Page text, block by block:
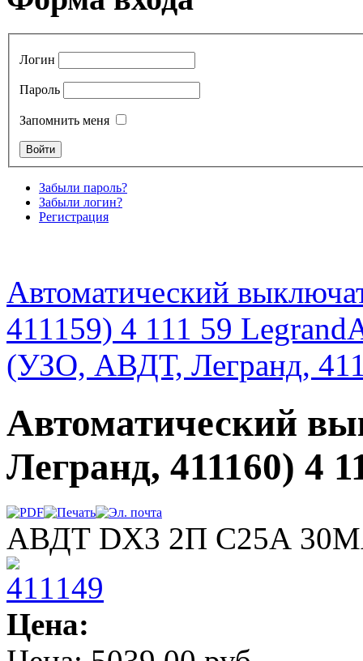
Логин
Пароль
Запомнить меня
Забыли пароль?
Забыли логин?
Регистрация
Автоматический
411159) 4 111 59 Legrand
(УЗО, АВДТ, Легранд,
Автоматический
Легранд, 411160) 4
АВДТ DX3 2П C25А
Цена: